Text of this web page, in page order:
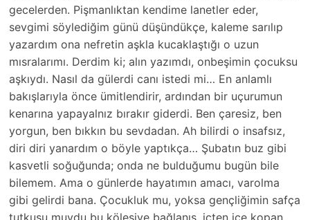
gecelerden. Pişmanlıktan kendime lanetler eder,
sevgimi söylediğim günü düşündükçe, kaleme sarılıp
yazardım ona nefretin aşkla kucaklaştığı o uzun
mısralarımı. Derdim ki; alın yazımdı, onbeşimin çocuksu
aşkıydı. Nasıl da gülerdi canı istedi mi… En anlamlı
bakışlarıyla önce ümitlendirir, ardından bir uçurumun
kenarına yapayalnız bırakır giderdi. Ben çaresiz, ben
yorgun, ben bıkkın bu sevdadan. Ah bilirdi o insafsız,
diri diri yanardım o böyle yaptıkça… Şubatın buz gibi
kasvetli soğuğunda; onda ne bulduğumu bugün bile
bilemem. Ama o günlerde hayatımın amacı, varolma
gibi gelirdi bana. Çocukluk mu, yoksa gençliğimin safça
tutkusu muydu bu kölesiye bağlanış, içten içe kopan